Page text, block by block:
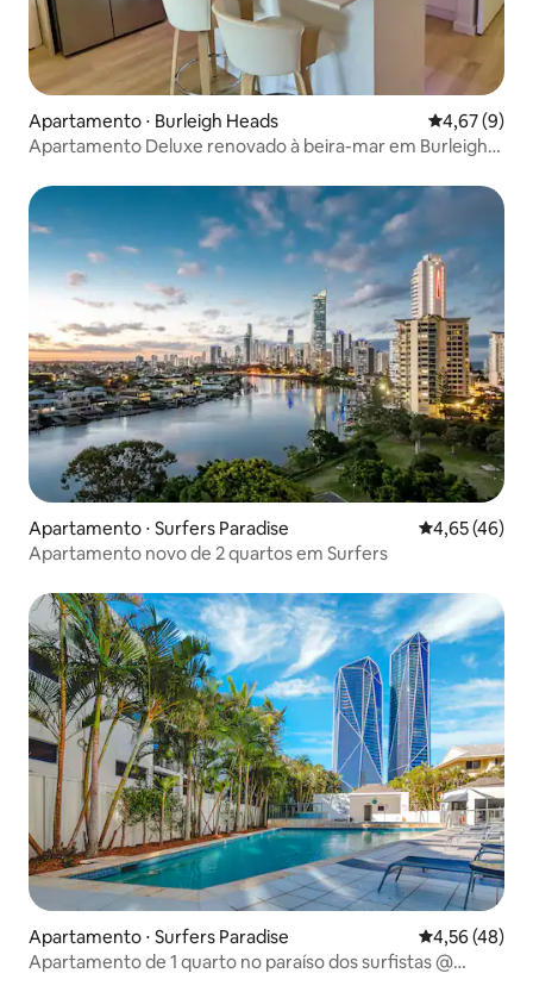
Apartamento ⋅ Burleigh Heads 4,67 de uma
4,67 (9)
Apartamento Deluxe renovado à beira-mar em Burleigh
Apartamento ⋅ Surfers Paradise 4,65 de uma
4,65 (46)
Apartamento novo de 2 quartos em Surfers
Apartamento ⋅ Surfers Paradise 4,56 de uma
4,56 (48)
Apartamento de 1 quarto no paraíso dos surfistas @